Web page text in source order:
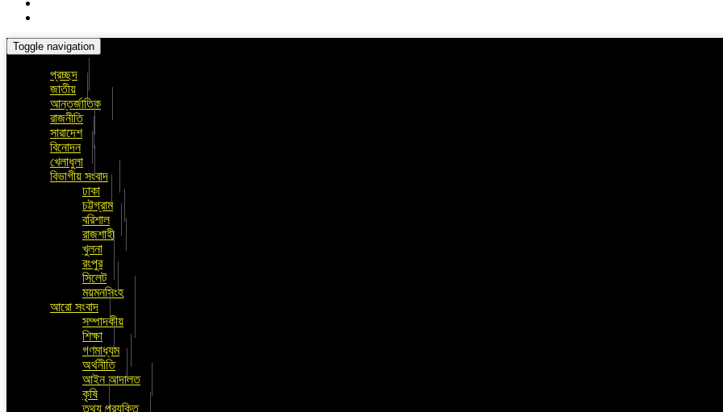
Toggle navigation
প্রচ্ছদ
জাতীয়
আন্তর্জাতিক
রাজনীতি
সারাদেশ
বিনোদন
খেলাধুলা
বিভাগীয় সংবাদ
ঢাকা
চট্টগ্রাম
বরিশাল
রাজশাহী
খুলনা
রংপুর
সিলেট
ময়মনসিংহ
আরো সংবাদ
সম্পাদকীয়
শিক্ষা
গণমাধ্যম
অর্থনীতি
আইন আদালত
কৃষি
তথ্য প্রযুক্তি